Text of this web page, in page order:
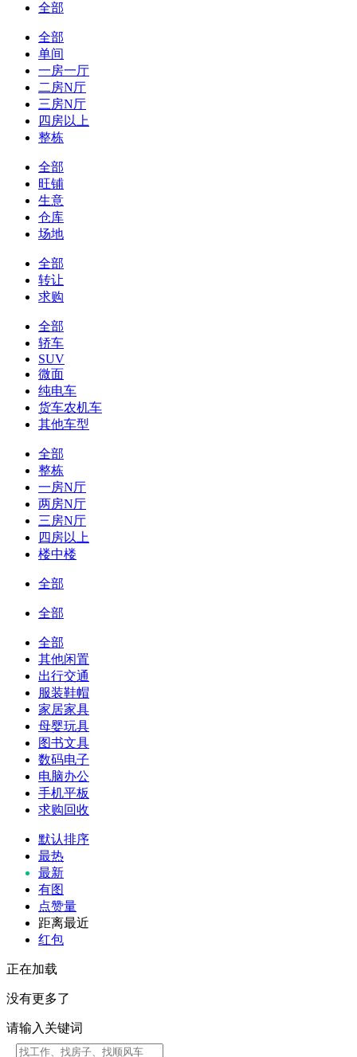
全部
全部
单间
一房一厅
二房N厅
三房N厅
四房以上
整栋
全部
旺铺
生意
仓库
场地
全部
转让
求购
全部
轿车
SUV
微面
纯电车
货车农机车
其他车型
全部
整栋
一房N厅
两房N厅
三房N厅
四房以上
楼中楼
全部
全部
全部
其他闲置
出行交通
服装鞋帽
家居家具
母婴玩具
图书文具
数码电子
电脑办公
手机平板
求购回收
默认排序
最热
最新
有图
点赞量
距离最近
红包
正在加载
没有更多了
请输入关键词